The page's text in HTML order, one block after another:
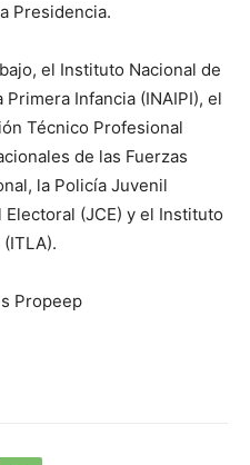
Presidencia.
el Instituto Nacional de
Infancia (INAIPI), el
Técnico Profesional
de las Fuerzas
la Policía Juvenil
(JCE) y el Instituto
Propeep